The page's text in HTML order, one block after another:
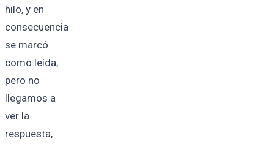
hilo, y en
consecuencia
se marcó
como leída,
pero no
llegamos a
ver la
respuesta,